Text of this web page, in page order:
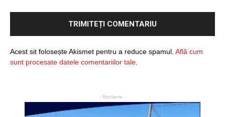
Acest sit folosește Akismet pentru a reduce spamul. Află cum
sunt procesate datele comentariilor tale
- Reclame -